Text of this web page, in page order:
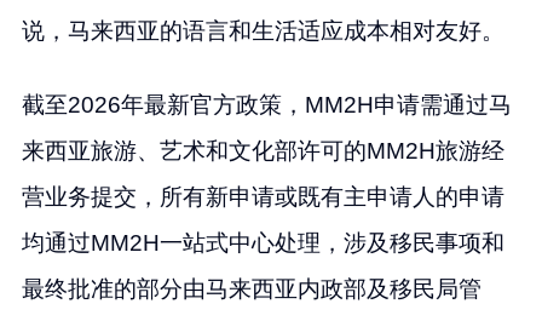
说，马来西亚的语言和生活适应成本相对友好。
截至2026年最新官方政策，MM2H申请需通过马
来西亚旅游、艺术和文化部许可的MM2H旅游经
营业务提交，所有新申请或既有主申请人的申请
均通过MM2H一站式中心处理，涉及移民事项和
最终批准的部分由马来西亚内政部及移民局管